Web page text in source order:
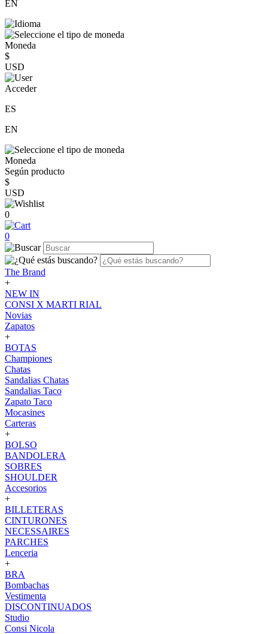
EN
Moneda
$
USD
Acceder
ES
EN
Moneda
Según producto
$
USD
0
0
The Brand
+
NEW IN
CONSI X MARTI RIAL
Novias
Zapatos
+
BOTAS
Championes
Chatas
Sandalias Chatas
Sandalias Taco
Zapato Taco
Mocasines
Carteras
+
BOLSO
BANDOLERA
SOBRES
SHOULDER
Accesorios
+
BILLETERAS
CINTURONES
NECESSAIRES
PARCHES
Lenceria
+
BRA
Bombachas
Vestimenta
DISCONTINUADOS
Studio
Consi Nicola